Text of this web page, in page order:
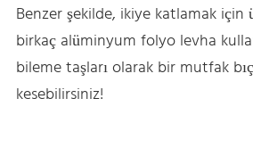
Benzer şekilde, ikiye katlamak için
birkaç alüminyum folyo levha
bileme taşları olarak bir mutfak
kesebilirsiniz!